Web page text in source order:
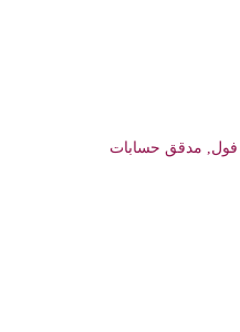
فول, مدقق حسابات